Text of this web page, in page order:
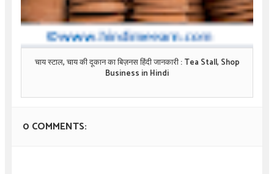
चाय स्टाल, चाय की दूकान का बिज़नस हिंदी जानकारी : Tea Stall, Shop
Business in Hindi
0 COMMENTS: